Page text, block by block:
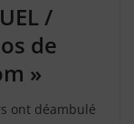
/
de
»
ont déambulé